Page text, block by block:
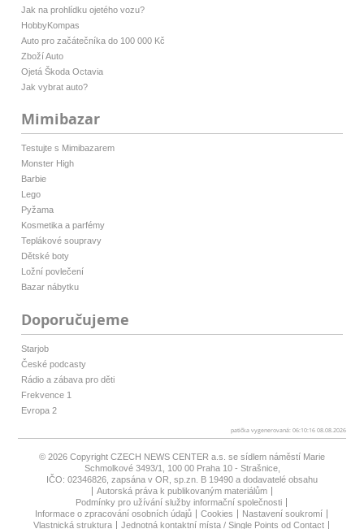
Jak na prohlídku ojetého vozu?
HobbyKompas
Auto pro začátečníka do 100 000 Kč
Zboží Auto
Ojetá Škoda Octavia
Jak vybrat auto?
Mimibazar
Testujte s Mimibazarem
Monster High
Barbie
Lego
Pyžama
Kosmetika a parfémy
Teplákové soupravy
Dětské boty
Ložní povlečení
Bazar nábytku
Doporučujeme
Starjob
České podcasty
Rádio a zábava pro děti
Frekvence 1
Evropa 2
patička vygenerovaná: 06:10:16 08.08.2026
© 2026 Copyright CZECH NEWS CENTER a.s. se sídlem náměstí Marie
Schmolkové 3493/1, 100 00 Praha 10 - Strašnice,
IČO: 02346826, zapsána v OR, sp.zn. B 19490 a dodavatelé obsahu
Autorská práva k publikovaným materiálům
Podmínky pro užívání služby informační společnosti
Informace o zpracování osobních údajů
Cookies
Nastavení soukromí
Vlastnická struktura
Jednotná kontaktní místa / Single Points od Contact